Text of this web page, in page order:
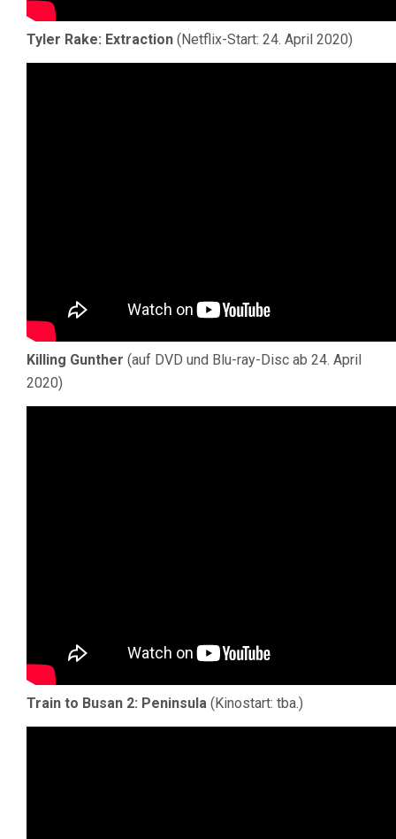
Tyler Rake: Extraction (Netflix-Start: 24. April 2020)
Killing Gunther (auf DVD und Blu-ray-Disc ab 24. April
2020)
Train to Busan 2: Peninsula (Kinostart: tba.)